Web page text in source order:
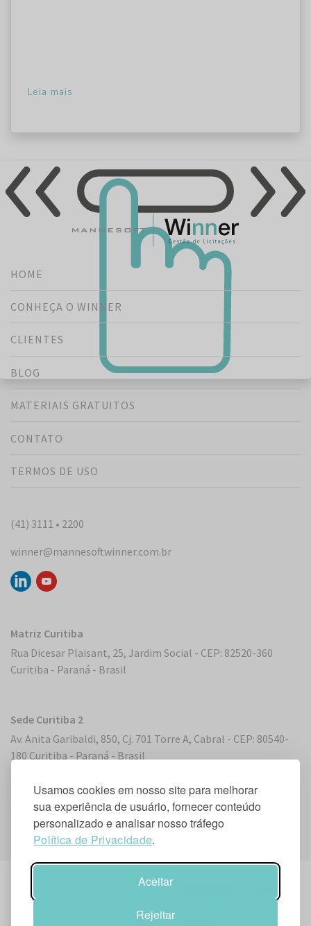
Usamos cookies em nosso site para melhorar
sua experiência de usuário, fornecer conteúdo
personalizado e analisar nosso tráfego
Política de Privacidade.
Aceitar
Rejeitar
Leia mais
HOME
CONHEÇA O WINNER
CLIENTES
BLOG
MATERIAIS GRATUITOS
CONTATO
TERMOS DE USO
(41) 3111 • 2200
winner@mannesoftwinner.com.br
Matriz Curitiba
Rua Dicesar Plaisant, 25, Jardim Social - CEP: 82520-360
Curitiba - Paraná - Brasil
Sede Curitiba 2
Av. Anita Garibaldi, 850, Cj. 701 Torre A, Cabral - CEP: 80540-
180 Curitiba - Paraná - Brasil
Sede Miami, Flórida
2 S. Biscayne Boulevard, Suite 2450 - Miami, FL 33131, EUA